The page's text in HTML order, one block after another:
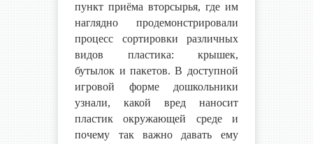
пункт приёма вторсырья, где им
наглядно продемонстрировали
процесс сортировки различных
видов пластика: крышек,
бутылок и пакетов. В доступной
игровой форме дошкольники
узнали, какой вред наносит
пластик окружающей среде и
почему так важно давать ему